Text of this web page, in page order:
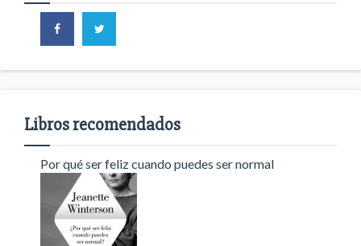
Libros recomendados
Por qué ser feliz cuando puedes ser normal